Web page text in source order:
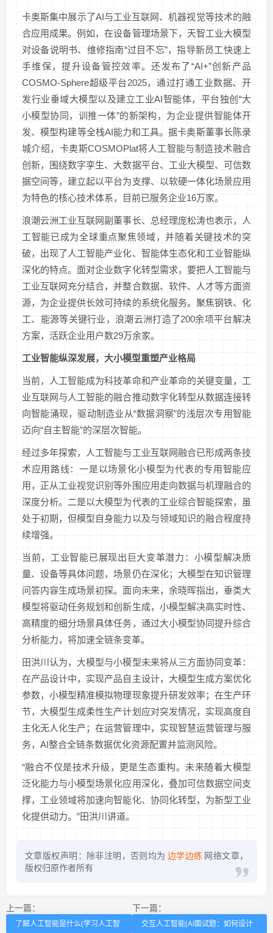
卡奥斯集中展示了AI与工业互联网、机器视觉等技术的融
合应用成果。例如，在设备管理场景下，天智工业大模型
对设备说明书、维修指南“过目不忘”，指导新员工快速上
手维保，提升设备管控效率。还发布了“AI+”创新产品
COSMO-Sphere超级平台2025，通过打通工业数据、开
发行业垂域大模型以及建立工业AI智能体，平台独创“大
小模型协同，训推一体”的新架构，为企业提供智能体开
发、模型构建等全栈AI能力和工具。据卡奥斯董事长陈录
城介绍，卡奥斯COSMOPlat将人工智能与制造技术融合
创新，围绕数字孪生、大数据平台、工业大模型、可信数
据空间等，建立起以平台为支撑、以软硬一体化场景应用
为特色的核心技术体系，目前已服务企业16万家。
浪潮云洲工业互联网副董事长、总经理庞松涛也表示，人
工智能已成为全球重点聚焦领域，并随着关键技术的突
破，出现了人工智能产业化、智能体生态化和工业智能纵
深化的特点。面对企业数字化转型需求，要把人工智能与
工业互联网充分结合，并整合数据、软件、人才等方面资
源，为企业提供长效可持续的系统化服务。聚焦钢铁、化
工、能源等关键行业，浪潮云洲打造了200余项平台解决
方案，活跃企业用户数29万余家。
工业智能纵深发展，大小模型重塑产业格局
当前，人工智能成为科技革命和产业革命的关键变量，工
业互联网与人工智能的融合推动数字化转型从数据连接转
向智能涌现，驱动制造业从“数据洞察”的浅层次专用智能
迈向“自主智能”的深层次智能。
经过多年探索，人工智能与工业互联网融合已形成两条技
术应用路线：一是以场景化小模型为代表的专用智能应
用，正从工业视觉识别等外围应用走向数据与机理融合的
深度分析。二是以大模型为代表的工业综合智能探索，虽
处于初期，但模型自身能力以及与领域知识的融合程度持
续增强。
当前，工业智能已展现出巨大变革潜力：小模型解决质
量、设备等具体问题，场景仍在深化；大模型在知识管理
问答内容生成场景初探。面向未来，余晓晖指出，垂类大
模型将驱动任务规划和创新生成，小模型解决高实时性、
高精度的细分场景具体任务，通过大小模型协同提升综合
分析能力，将加速全链条变革。
田洪川认为，大模型与小模型未来将从三方面协同变革：
在产品设计中，实现产品自主设计，大模型生成方案优化
参数，小模型精准模拟物理现象提升研发效率；在生产环
节，大模型生成柔性生产计划应对突发情况，实现高度自
主化无人化生产；在运营管理中，实现智慧运营管理与服
务，AI整合全链条数据优化资源配置并监测风险。
“融合不仅是技术升级，更是生态重构。未来随着大模型
泛化能力与小模型场景化应用深化，叠加可信数据空间支
撑，工业领域将加速向智能化、协同化转型，为新型工业
化提供动力。”田洪川讲道。
文章版权声明：除非注明，否则均为 边学边练 网络文章，
版权归原作者所有
上一篇：
了解人工智能是什么(学习人工智
下一篇：
交互人工智能(AI面试题：如何设计